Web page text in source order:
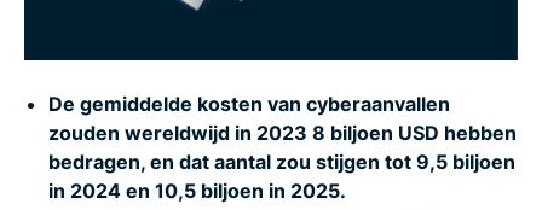
De gemiddelde kosten van cyberaanvallen
zouden wereldwijd in 2023 8 biljoen USD hebben
bedragen, en dat aantal zou stijgen tot 9,5 biljoen
in 2024 en 10,5 biljoen in 2025.